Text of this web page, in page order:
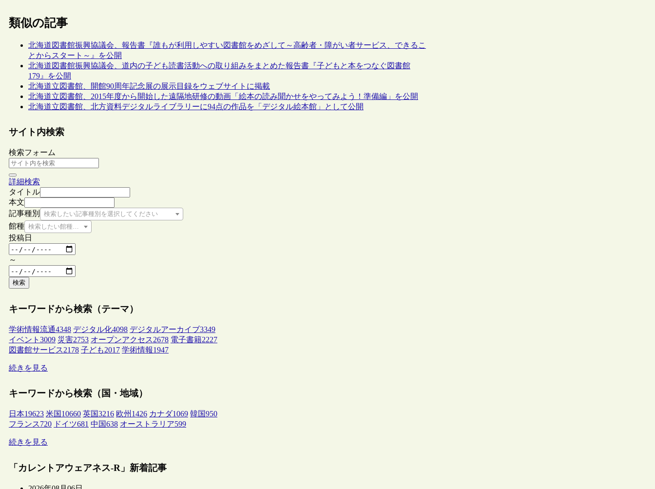
類似の記事
北海道図書館振興協議会、報告書『誰もが利用しやすい図書館をめざして～高齢者・障がい者サービス、できるこ
とからスタート～』を公開
北海道図書館振興協議会、道内の子ども読書活動への取り組みをまとめた報告書『子どもと本をつなぐ図書館
179』を公開
北海道立図書館、開館90周年記念展の展示目録をウェブサイトに掲載
北海道立図書館、2015年度から開始した遠隔地研修の動画「絵本の読み聞かせをやってみよう！準備編」を公開
北海道立図書館、北方資料デジタルライブラリーに94点の作品を「デジタル絵本館」として公開
サイト内検索
検索フォーム
詳細検索
タイトル
本文
記事種別
検索したい記事種別を選択してください
館種 検索したい館種を選択してください
投稿日
～
検索
キーワードから検索（テーマ）
学術情報流通4348 デジタル化4098 デジタルアーカイブ3349
イベント 3009 災害2753 オープンアクセス2678 電子書籍2227
図書館サービス2178 子ども2017 学術情報1947
続きを見る
キーワードから検索（国・地域）
日本19623 米国 10660 英国3216 欧州 1426 カナダ1069 韓国950
フランス720 ドイツ681 中国638 オーストラリア599
続きを見る
「カレントアウェアネス-R」新着記事